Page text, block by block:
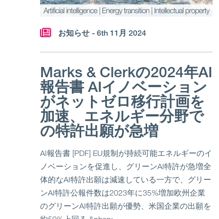
お知らせ - 6th 11月 2024
Marks & Clerkの2024年AI
報告書 AIイノベーション
がネットゼロ移行計画を
加速、エネルギー分野で
の特許出願が急増
AI報告書 [PDF] EU規制が持続可能エネルギーのイ
ノベーションを促進し、グリーンAI特許が急増全
体的なAI特許出願は減速している一方で、グリー
ンAI特許公報件数は2023年に35%増加欧州企業
のグリーンAI特許出願が優勢、米国企業の出願を